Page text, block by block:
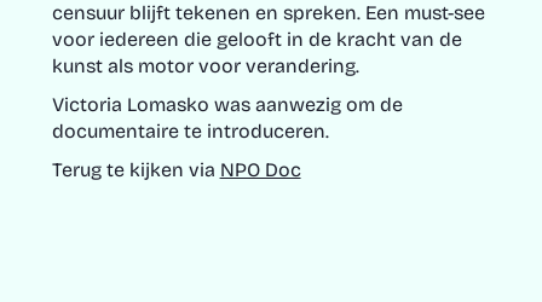
censuur blijft tekenen en spreken. Een must-see
voor iedereen die gelooft in de kracht van de
kunst als motor voor verandering.
Victoria Lomasko was aanwezig om de
documentaire te introduceren.
Terug te kijken via NPO Doc